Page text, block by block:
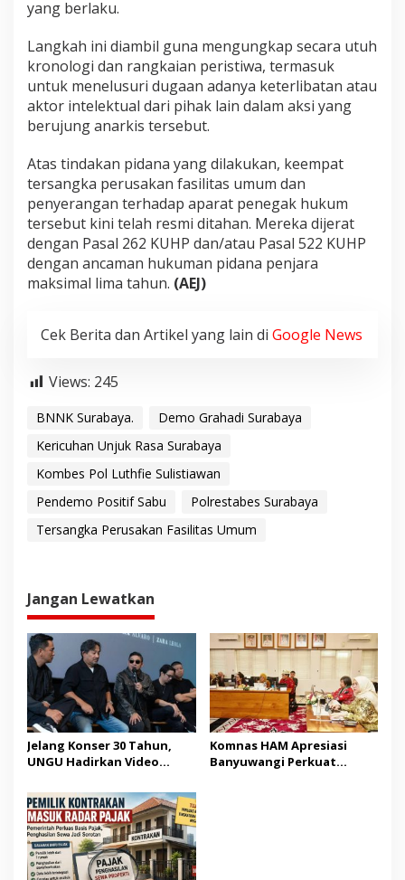
yang berlaku.
Langkah ini diambil guna mengungkap secara utuh
kronologi dan rangkaian peristiwa, termasuk
untuk menelusuri dugaan adanya keterlibatan atau
aktor intelektual dari pihak lain dalam aksi yang
berujung anarkis tersebut.
Atas tindakan pidana yang dilakukan, keempat
tersangka perusakan fasilitas umum dan
penyerangan terhadap aparat penegak hukum
tersebut kini telah resmi ditahan. Mereka dijerat
dengan Pasal 262 KUHP dan/atau Pasal 522 KUHP
dengan ancaman hukuman pidana penjara
maksimal lima tahun. (AEJ)
Cek Berita dan Artikel yang lain di Google News
Views: 245
BNNK Surabaya.
Demo Grahadi Surabaya
Kericuhan Unjuk Rasa Surabaya
Kombes Pol Luthfie Sulistiawan
Pendemo Positif Sabu
Polrestabes Surabaya
Tersangka Perusakan Fasilitas Umum
Jangan Lewatkan
Jelang Konser 30 Tahun,
UNGU Hadirkan Video
Komnas HAM Apresiasi
Banyuwangi Perkuat